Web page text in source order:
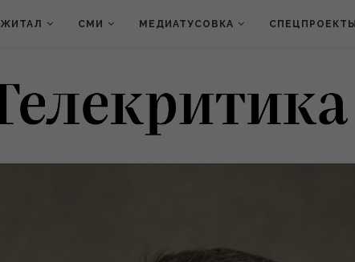
СМИ МЕДИАТУСОВКА СПЕЦПРОЕКТЫ